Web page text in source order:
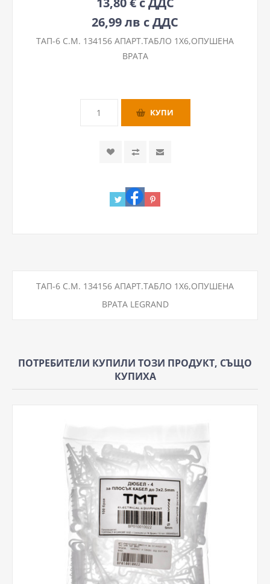
26,99 лв с ДДС
ТАП-6 С.М. 134156 АПАРТ.ТАБЛО 1Х6,ОПУШЕНА
ВРАТА
ТАП-6 С.М. 134156 АПАРТ.ТАБЛО 1Х6,ОПУШЕНА
ВРАТА LEGRAND
ПОТРЕБИТЕЛИ КУПИЛИ ТОЗИ ПРОДУКТ, СЪЩО
КУПИХА